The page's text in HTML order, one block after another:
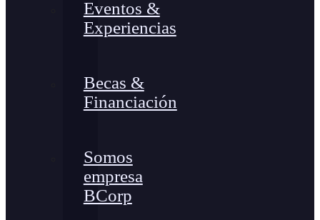
Eventos &
Experiencias
Becas &
Financiación
Somos
empresa
BCorp